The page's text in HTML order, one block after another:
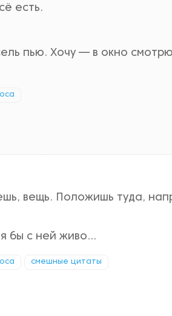
есть.
пью. Хочу — в окно
вещь. Положишь туда,
бы с ней живо…
смешные цитаты